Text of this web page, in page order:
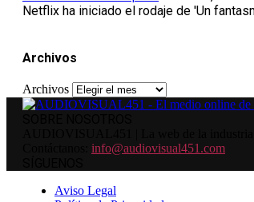
Netflix ha iniciado el rodaje de 'Un
Archivos
Archivos
info@audiovisual451.com
Aviso Legal